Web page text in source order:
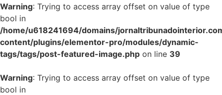
Warning: Trying to access array offset on value of type
bool in
/home/u618241694/domains/
content/plugins/elementor-pro/modules/dynamic-
tags/tags/post-featured-image.php on line 39
Warning: Trying to access array offset on value of type
bool in